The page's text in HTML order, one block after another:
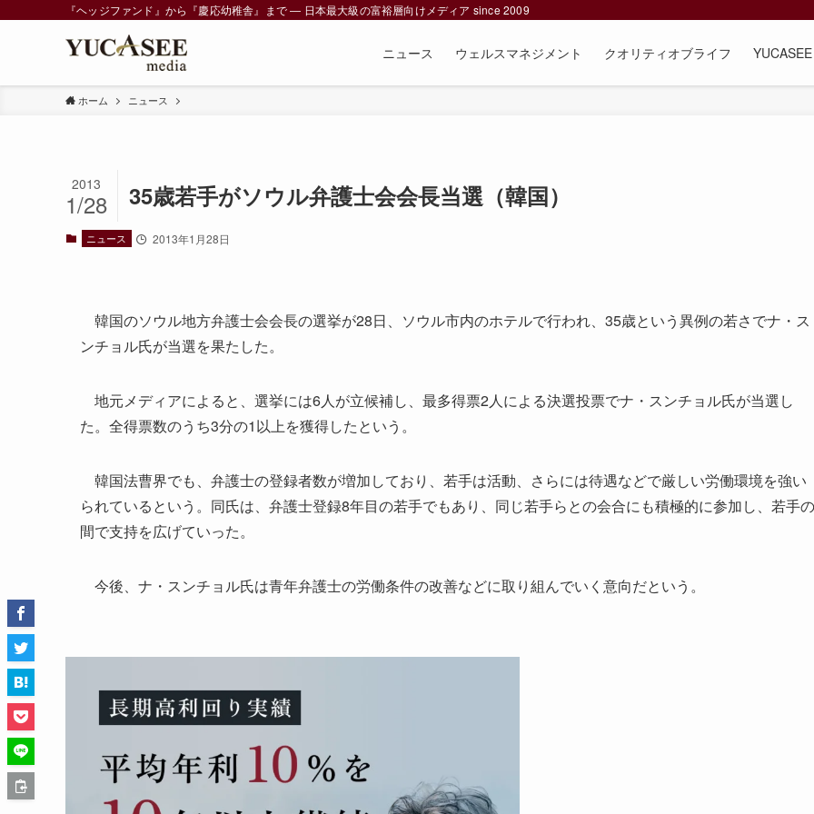
『ヘッジファンド』から『慶応幼稚舎』まで ― 日本最大級の富裕層向けメディア since 2009
ニュース ウェルスマネジメント クオリティオブライフ
ホーム ニュース
35歳若手がソウル弁護士会会長当選（韓国）
2013
1/28
ニュース 2013年1月28日
韓国のソウル地方弁護士会会長の選挙が28日、ソウル市内のホテルで行われ、35歳という異例の若さでナ・ス
ンチョル氏が当選を果たした。
地元メディアによると、選挙には6人が立候補し、最多得票2人による決選投票でナ・スンチョル氏が当選し
た。全得票数のうち3分の1以上を獲得したという。
韓国法曹界でも、弁護士の登録者数が増加しており、若手は活動、さらには待遇などで厳しい労働環境を強い
られているという。同氏は、弁護士登録8年目の若手でもあり、同じ若手らとの会合にも積極的に参加し、若手の
間で支持を広げていった。
今後、ナ・スンチョル氏は青年弁護士の労働条件の改善などに取り組んでいく意向だという。